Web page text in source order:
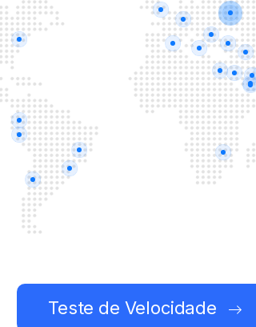
Teste de Velocidade